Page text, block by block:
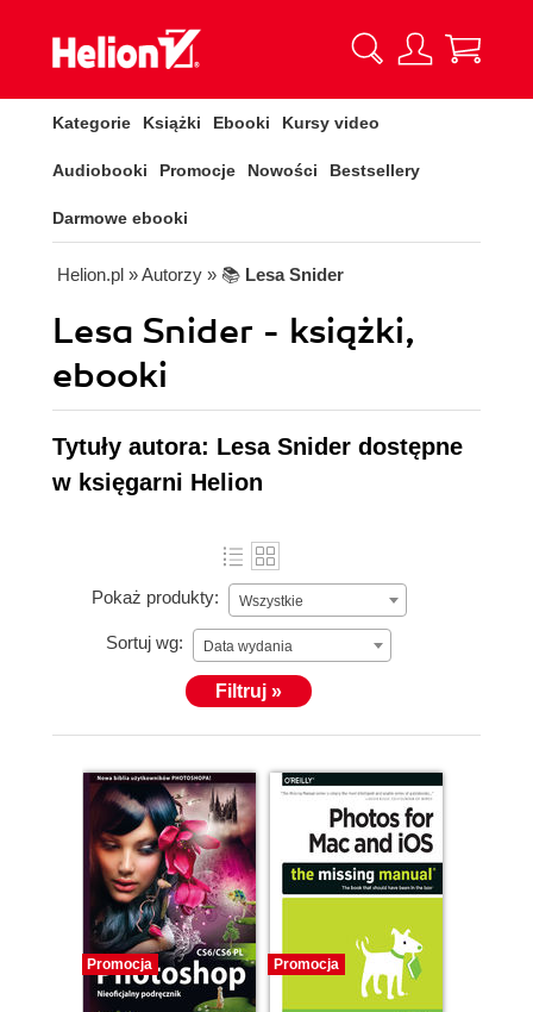
Kategorie Książki Ebooki Kursy video
Audiobooki Promocje Nowości Bestsellery
Darmowe ebooki
Helion.pl » Autorzy » 📚 Lesa Snider
Lesa Snider - książki,
ebooki
Tytuły autora: Lesa Snider dostępne
w księgarni Helion
Pokaż produkty: Wszystkie
Sortuj wg: Data wydania
Filtruj »
Promocja Promocja